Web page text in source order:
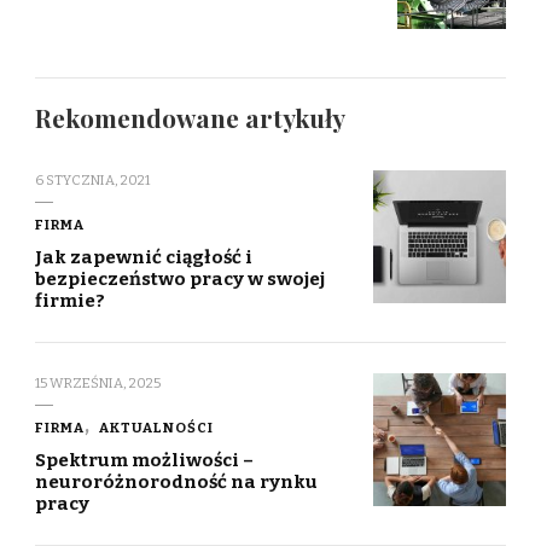
Rekomendowane artykuły
6 STYCZNIA, 2021
FIRMA
Jak zapewnić ciągłość i
bezpieczeństwo pracy w swojej
firmie?
15 WRZEŚNIA, 2025
FIRMA AKTUALNOŚCI
Spektrum możliwości –
neuroróżnorodność na rynku
pracy